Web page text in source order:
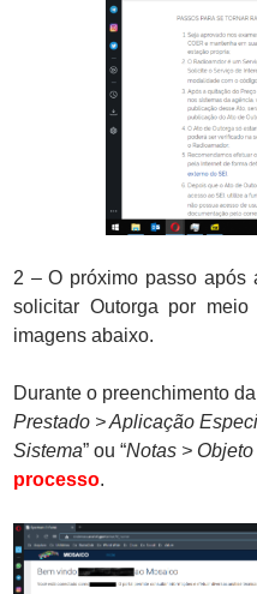
2 – O próximo passo após
solicitar Outorga por
imagens abaixo.
Durante o preenchimento
Prestado > Aplicação
Sistema” ou “Notas >
processo.